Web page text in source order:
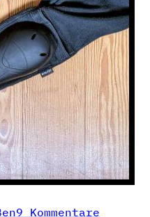
9 Kommentare